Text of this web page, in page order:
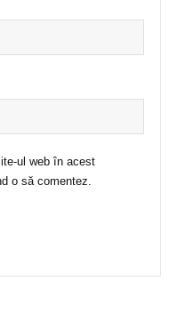
ul web în acest
o să comentez.